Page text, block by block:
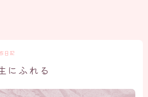
日記
にふれる